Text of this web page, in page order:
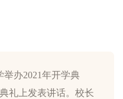
举办2021年开学典
礼上发表讲话。校长